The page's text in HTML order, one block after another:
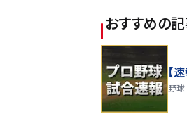
おすすめの
【
野球